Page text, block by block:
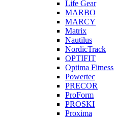
Life Gear
MARBO
MARCY
Matrix
Nautilus
NordicTrack
OPTIFIT
Optima Fitness
Powertec
PRECOR
ProForm
PROSKI
Proxima